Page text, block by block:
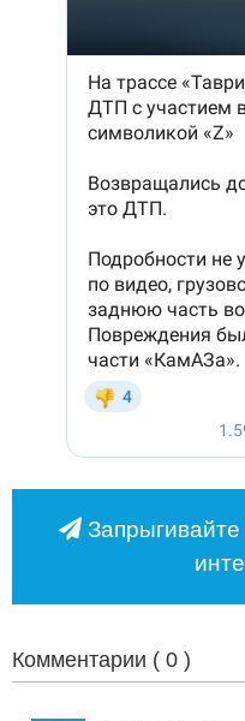
Комментарии ( 0 )